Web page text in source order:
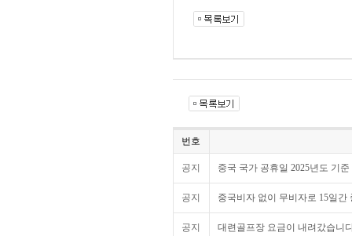
번호
공지 중국 국가 공휴일 2025년도 기준
공지 중국비자 없이 무비자로 15일간
공지 대련골프장 요금이 내려갔습니